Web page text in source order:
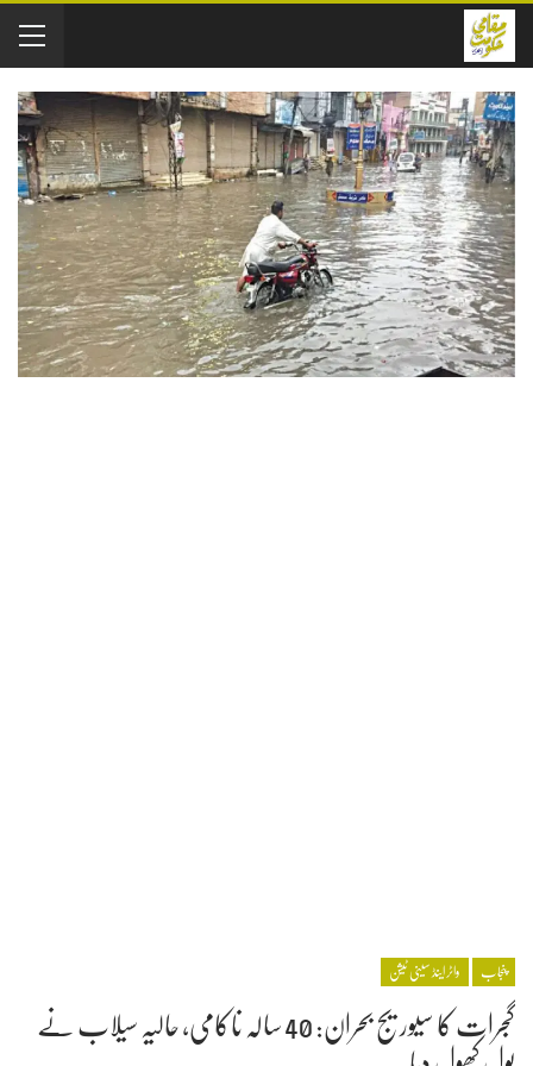
پنجاب واٹر اینڈ سینی ٹیشن
گجرات کا سیوریج بحران: 40 سالہ ناکامی، حالیہ سیلاب نے